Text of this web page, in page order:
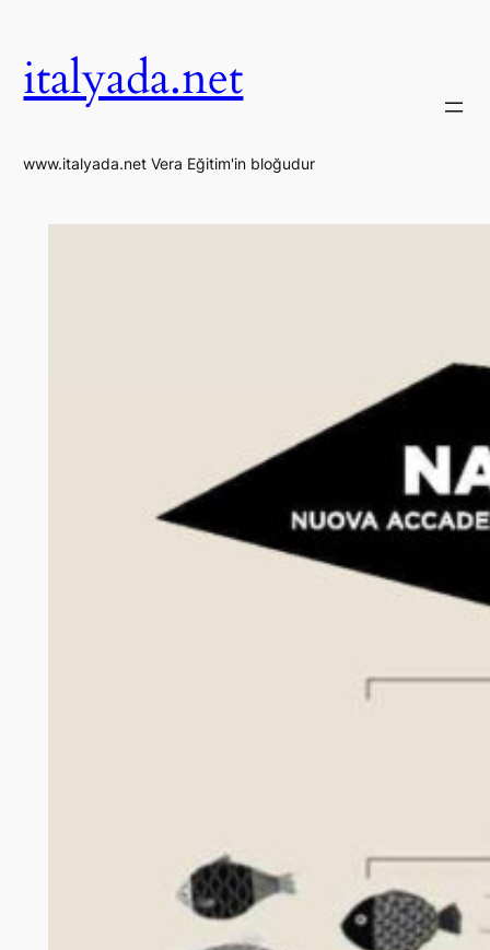
italyada.net
www.italyada.net Vera Eğitim'in bloğudur